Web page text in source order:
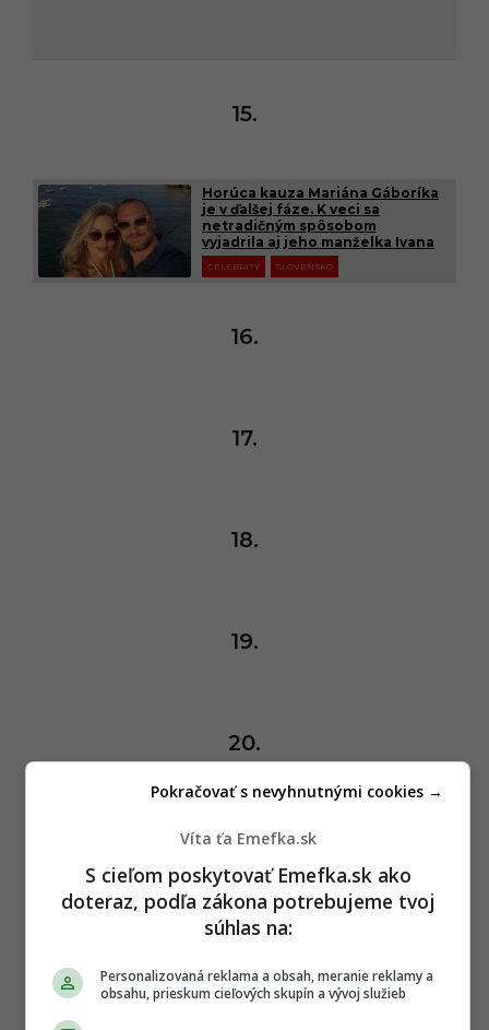
15.
Horúca kauza Mariána Gáboríka
je v ďalšej fáze. K veci sa
netradičným spôsobom
vyjadrila aj jeho manželka Ivana
CELEBRITY SLOVENSKO
16.
17.
18.
19.
20.
🙂
ĎALEJ
Víta ťa Emefka.sk
S cieľom poskytovať Emefka.sk ako
doteraz, podľa zákona potrebujeme tvoj
súhlas na:
Personalizovaná reklama a obsah, meranie reklamy a
obsahu, prieskum cieľových skupín a vývoj služieb
Pokračovať s nevyhnutnými cookies →